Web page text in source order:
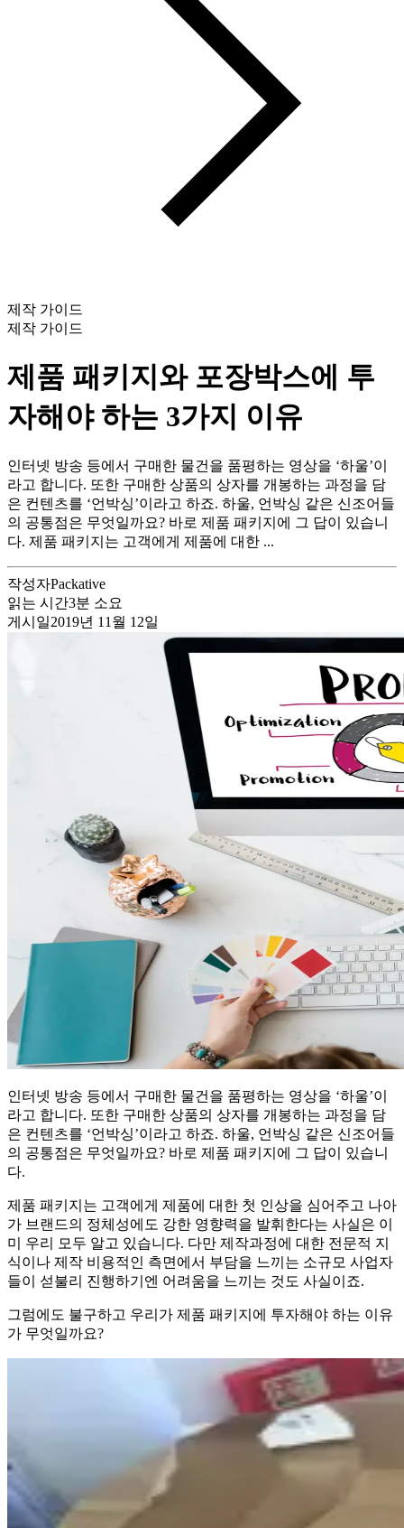
제작 가이드
제작 가이드
제품 패키지와 포장박스에 투
자해야 하는 3가지 이유
인터넷 방송 등에서 구매한 물건을 품평하는 영상을 ‘하울’이
라고 합니다. 또한 구매한 상품의 상자를 개봉하는 과정을 담
은 컨텐츠를 ‘언박싱’이라고 하죠. 하울, 언박싱 같은 신조어들
의 공통점은 무엇일까요? 바로 제품 패키지에 그 답이 있습니
다. 제품 패키지는 고객에게 제품에 대한 ...
작성자Packative
읽는 시간3분 소요
게시일2019년 11월 12일
인터넷 방송 등에서 구매한 물건을 품평하는 영상을 ‘하울’이
라고 합니다. 또한 구매한 상품의 상자를 개봉하는 과정을 담
은 컨텐츠를 ‘언박싱’이라고 하죠. 하울, 언박싱 같은 신조어들
의 공통점은 무엇일까요? 바로 제품 패키지에 그 답이 있습니
다.
제품 패키지는 고객에게 제품에 대한 첫 인상을 심어주고 나아
가 브랜드의 정체성에도 강한 영향력을 발휘한다는 사실은 이
미 우리 모두 알고 있습니다. 다만 제작과정에 대한 전문적 지
식이나 제작 비용적인 측면에서 부담을 느끼는 소규모 사업자
들이 섣불리 진행하기엔 어려움을 느끼는 것도 사실이죠.
그럼에도 불구하고 우리가 제품 패키지에 투자해야 하는 이유
가 무엇일까요?